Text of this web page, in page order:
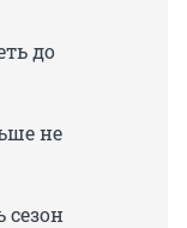
до
не
сезон